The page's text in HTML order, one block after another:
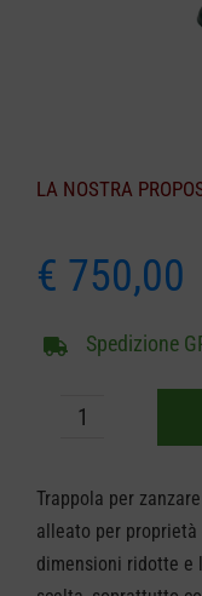
LA NOSTRA
€ 750,00
Spedizione
Mosquito
Pioneer
quantità
Trappola per
alleato per proprietà
dimensioni ridotte e